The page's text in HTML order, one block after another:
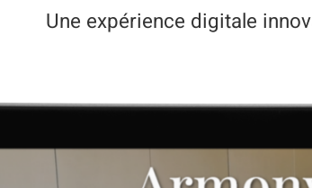
Une expérience digitale